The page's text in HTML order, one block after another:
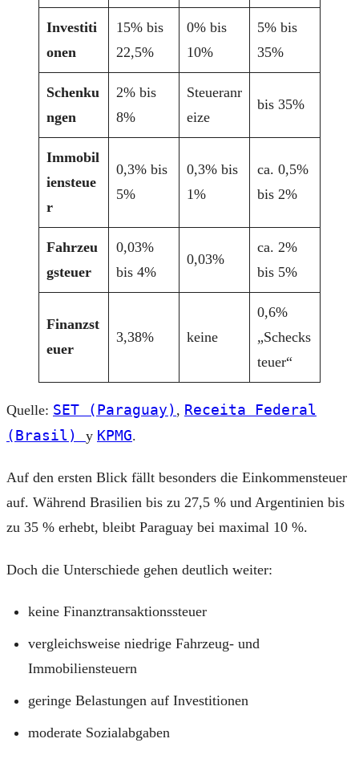
Investiti
onen
15% bis
22,5%
0% bis
10%
5% bis
35%
Schenku
ngen
2% bis
8%
Steueranr
eize
bis 35%
Immobil
iensteue
r
0,3% bis
5%
0,3% bis
1%
ca. 0,5%
bis 2%
Fahrzeu
gsteuer
0,03%
bis 4%
0,03%
ca. 2%
bis 5%
Finanzst
euer
3,38% keine
0,6%
„Schecks
teuer“
Quelle: SET (Paraguay) , Receita Federal
(Brasil) y KPMG.
Auf den ersten Blick fällt besonders die Einkommensteuer
auf. Während Brasilien bis zu 27,5 % und Argentinien bis
zu 35 % erhebt, bleibt Paraguay bei maximal 10 %.
Doch die Unterschiede gehen deutlich weiter:
keine Finanztransaktionssteuer
vergleichsweise niedrige Fahrzeug- und
Immobiliensteuern
geringe Belastungen auf Investitionen
moderate Sozialabgaben